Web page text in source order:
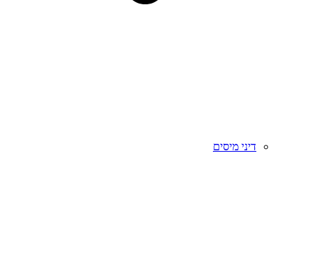
דיני מיסים